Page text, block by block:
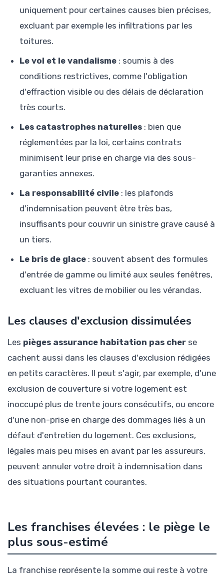
uniquement pour certaines causes bien précises,
excluant par exemple les infiltrations par les
toitures.
Le vol et le vandalisme : soumis à des
conditions restrictives, comme l'obligation
d'effraction visible ou des délais de déclaration
très courts.
Les catastrophes naturelles : bien que
réglementées par la loi, certains contrats
minimisent leur prise en charge via des sous-
garanties annexes.
La responsabilité civile : les plafonds
d'indemnisation peuvent être très bas,
insuffisants pour couvrir un sinistre grave causé à
un tiers.
Le bris de glace : souvent absent des formules
d'entrée de gamme ou limité aux seules fenêtres,
excluant les vitres de mobilier ou les vérandas.
Les clauses d'exclusion dissimulées
Les pièges assurance habitation pas cher se
cachent aussi dans les clauses d'exclusion rédigées
en petits caractères. Il peut s'agir, par exemple, d'une
exclusion de couverture si votre logement est
inoccupé plus de trente jours consécutifs, ou encore
d'une non-prise en charge des dommages liés à un
défaut d'entretien du logement. Ces exclusions,
légales mais peu mises en avant par les assureurs,
peuvent annuler votre droit à indemnisation dans
des situations pourtant courantes.
Les franchises élevées : le piège le
plus sous-estimé
La franchise représente la somme qui reste à votre